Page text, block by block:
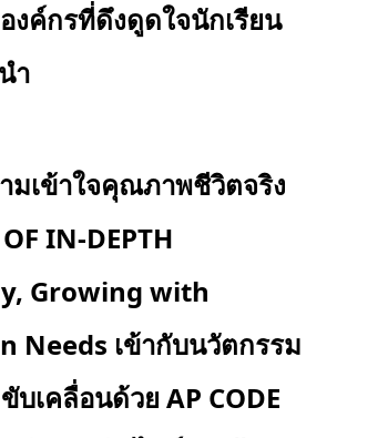
องค์กรที่ดึงดูดใจนักเรียน
ำ
มเข้าใจคุณภาพชีวิตจริง
IN-DEPTH
Growing with
Needs เข้ากับนวัตกรรม
เคลื่อนด้วย AP CODE